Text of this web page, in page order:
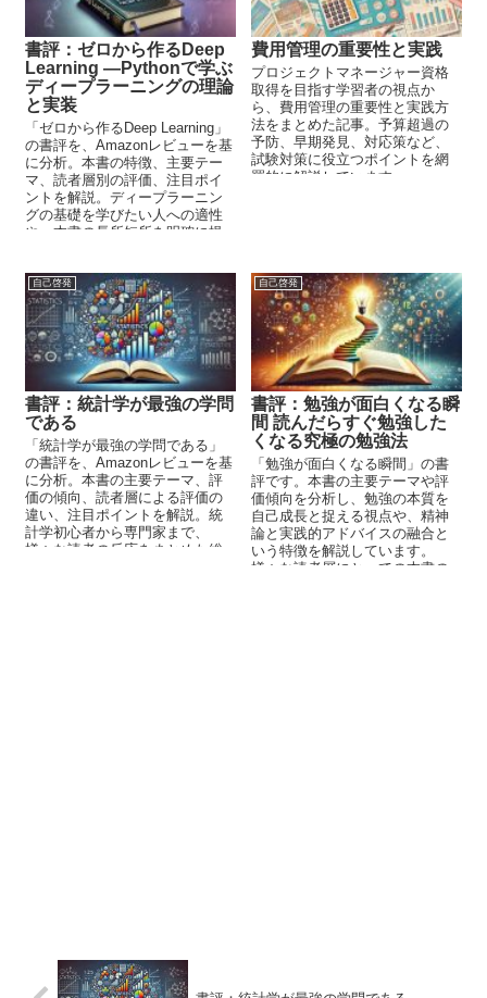
書評：ゼロから作るDeep
Learning ―Pythonで学ぶ
ディープラーニングの理論
と実装
「ゼロから作るDeep Learning」
の書評を、Amazonレビューを基
に分析。本書の特徴、主要テー
マ、読者層別の評価、注目ポイ
ントを解説。ディープラーニン
グの基礎を学びたい人への適性
や、本書の長所短所を明確に提
費用管理の重要性と実践
プロジェクトマネージャー資格
取得を目指す学習者の視点か
ら、費用管理の重要性と実践方
法をまとめた記事。予算超過の
予防、早期発見、対応策など、
試験対策に役立つポイントを網
羅的に解説しています。
自己啓発
書評：統計学が最強の学問
である
「統計学が最強の学問である」
の書評を、Amazonレビューを基
に分析。本書の主要テーマ、評
価の傾向、読者層による評価の
違い、注目ポイントを解説。統
計学初心者から専門家まで、
様々な読者の反応をまとめた総
自己啓発
書評：勉強が面白くなる瞬
間 読んだらすぐ勉強した
くなる究極の勉強法
「勉強が面白くなる瞬間」の書
評です。本書の主要テーマや評
価傾向を分析し、勉強の本質を
自己成長と捉える視点や、精神
論と実践的アドバイスの融合と
いう特徴を解説しています。
様々な読者層にとっての本書の